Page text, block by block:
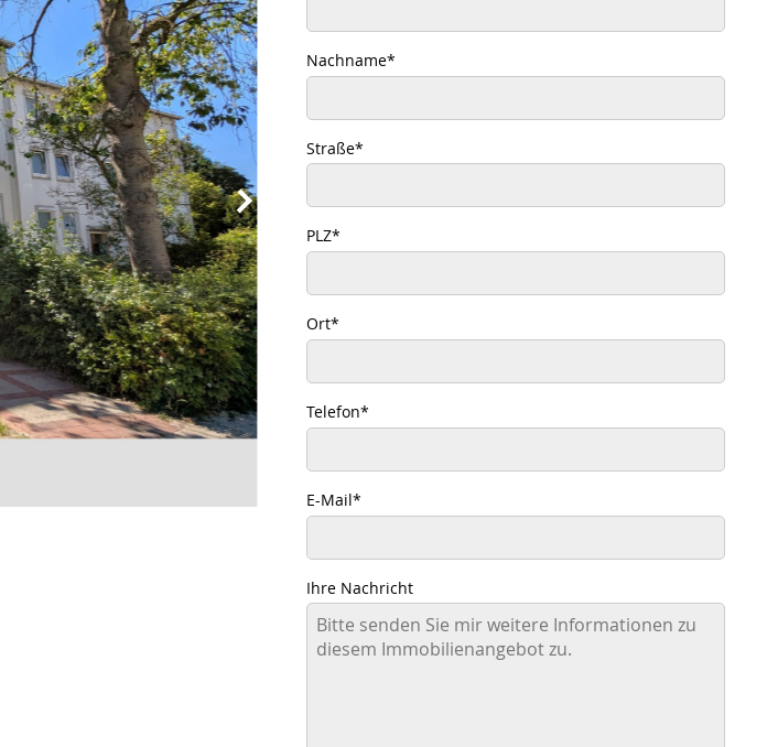
Nachname*
Straße*
PLZ*
Ort*
Telefon*
E-Mail*
Ihre Nachricht